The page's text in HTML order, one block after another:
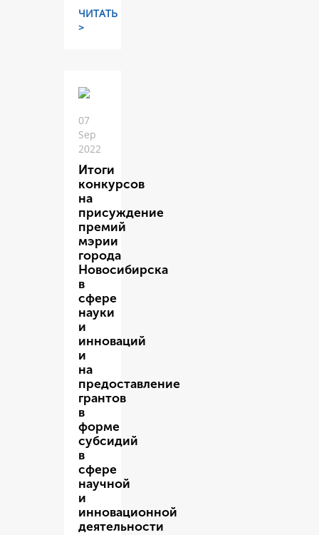
ЧИТАТЬ
>
07
Sep
2022
Итоги
конкурсов
на
присуждение
премий
мэрии
города
Новосибирска
в
сфере
науки
и
инноваций
и
на
предоставление
грантов
в
форме
субсидий
в
сфере
научной
и
инновационной
деятельности